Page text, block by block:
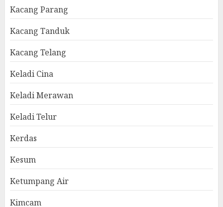
Kacang Parang
Kacang Tanduk
Kacang Telang
Keladi Cina
Keladi Merawan
Keladi Telur
Kerdas
Kesum
Ketumpang Air
Kimcam